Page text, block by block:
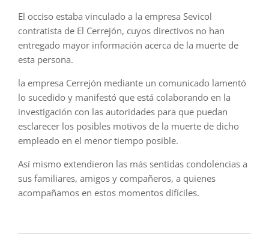
El occiso estaba vinculado a la empresa Sevicol
contratista de El Cerrejón, cuyos directivos no han
entregado mayor información acerca de la muerte de
esta persona.
la empresa Cerrejón mediante un comunicado lamentó
lo sucedido y manifestó que está colaborando en la
investigación con las autoridades para que puedan
esclarecer los posibles motivos de la muerte de dicho
empleado en el menor tiempo posible.
Así mismo extendieron las más sentidas condolencias a
sus familiares, amigos y compañeros, a quienes
acompañamos en estos momentos difíciles.